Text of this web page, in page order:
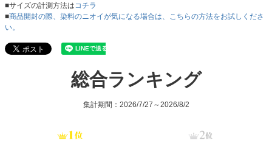
■サイズの計測方法は コチラ
■商品開封の際、染料のニオイが気になる場合は、こちらの方法をお試しくださ
い。
総合ランキング
集計期間：2026/7/27～2026/8/2